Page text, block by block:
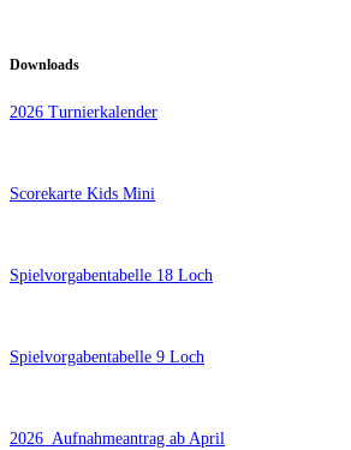
Downloads
2026 Turnierkalender
Scorekarte Kids Mini
Spielvorgabentabelle 18 Loch
Spielvorgabentabelle 9 Loch
2026_Aufnahmeantrag ab April